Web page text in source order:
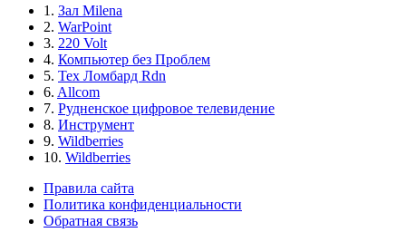
1. Зал Milena
2. WarPoint
3. 220 Volt
4. Компьютер без Проблем
5. Тех Ломбард Rdn
6. Allcom
7. Рудненское цифровое телевидение
8. Инструмент
9. Wildberries
10. Wildberries
Правила сайта
Политика конфиденциальности
Обратная связь